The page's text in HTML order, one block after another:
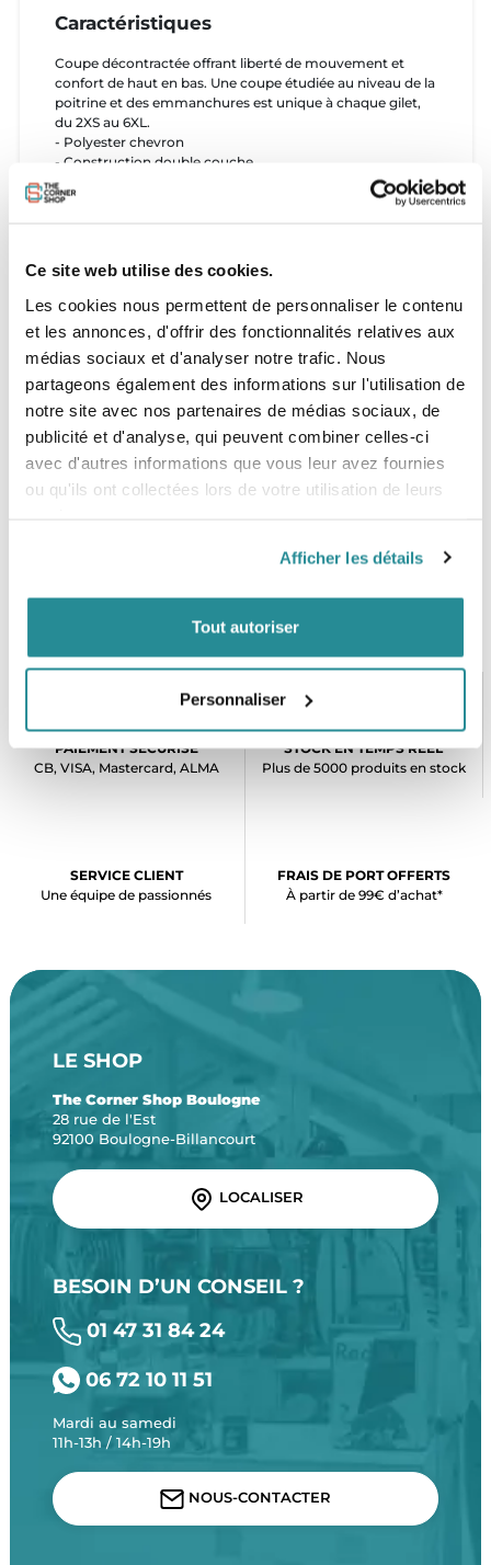
Ce site web utilise des cookies.
Les cookies nous permettent de personnaliser le contenu
et les annonces, d'offrir des fonctionnalités relatives aux
médias sociaux et d'analyser notre trafic. Nous
partageons également des informations sur l'utilisation de
notre site avec nos partenaires de médias sociaux, de
publicité et d'analyse, qui peuvent combiner celles-ci
avec d'autres informations que vous leur avez fournies
ou qu'ils ont collectées lors de votre utilisation de leurs
Afficher les détails
Tout autoriser
Personnaliser
Caractéristiques
Coupe décontractée offrant liberté de mouvement et
confort de haut en bas. Une coupe étudiée au niveau de la
poitrine et des emmanchures est unique à chaque gilet,
du 2XS au 6XL.
- Polyester chevron
- Construction double couche
- Fermeture éclair YKK Locker
- Mousse ultra-légère
Tailles
- S
- M
PAIEMENT SÉCURISÉ
CB, VISA, Mastercard, ALMA
STOCK EN TEMPS RÉEL
Plus de 5000 produits en stock
SERVICE CLIENT
Une équipe de passionnés
FRAIS DE PORT OFFERTS
À partir de 99€ d’achat*
LE SHOP
The Corner Shop Boulogne
28 rue de l'Est
92100 Boulogne-Billancourt
LOCALISER
BESOIN D’UN CONSEIL ?
01 47 31 84 24
06 72 10 11 51
Mardi au samedi
11h-13h / 14h-19h
NOUS-CONTACTER